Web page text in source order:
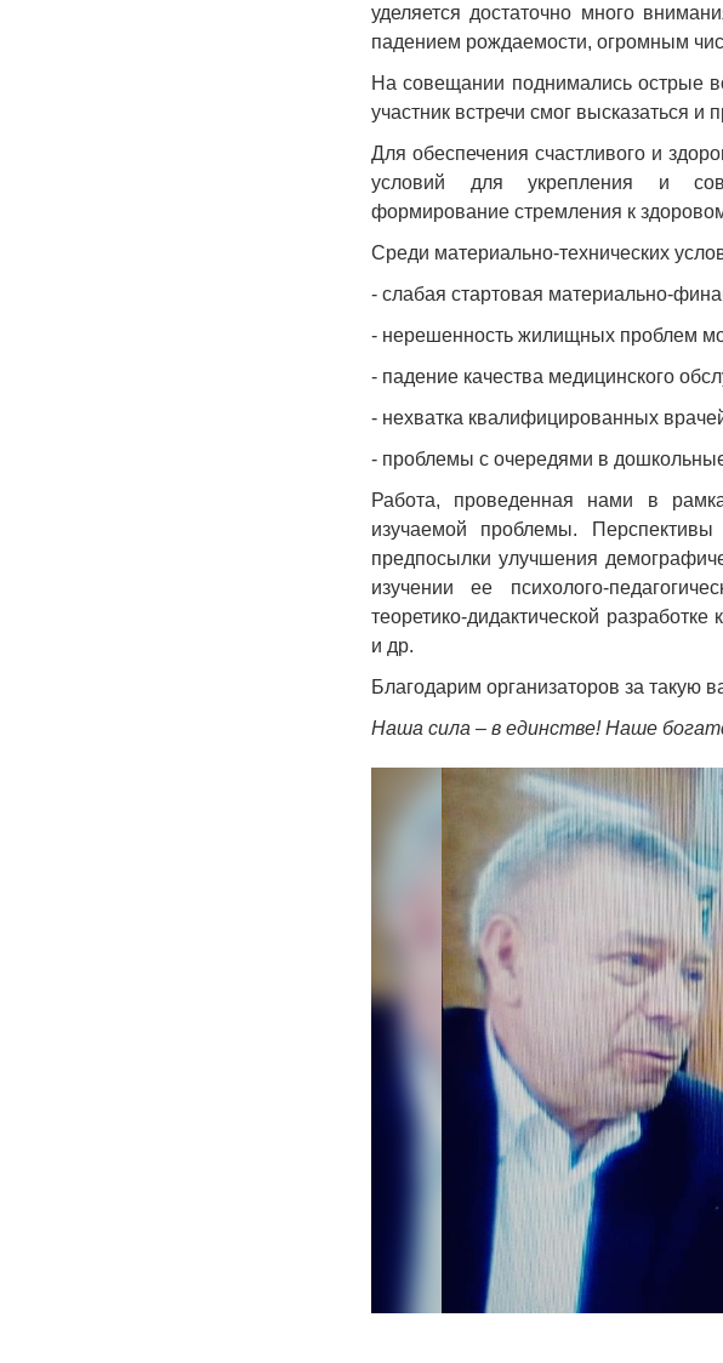
уделяется достаточно много
падением рождаемости, огромным
На совещании поднимались острые
участник встречи смог высказаться и
Для обеспечения счастливого и
условий для укрепления и
формирование стремления к
Среди материально-технических
- слабая стартовая материально-
- нерешенность жилищных проблем
- падение качества медицинского
- нехватка квалифицированных
- проблемы с очередями в
Работа, проведенная нами в
изучаемой проблемы.
предпосылки улучшения
изучении ее психолого-
теоретико-дидактической
и др.
Благодарим организаторов за такую
Наша сила – в единстве! Наше